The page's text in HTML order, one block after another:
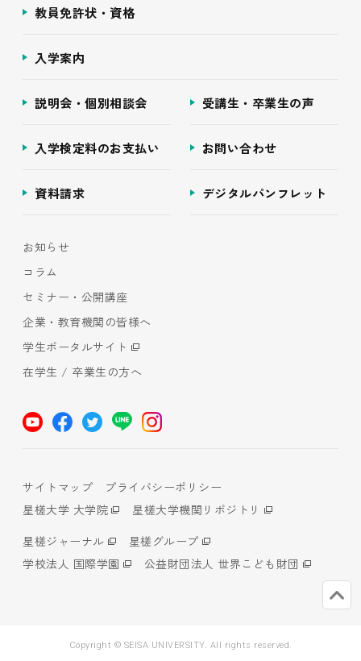
教員免許状・資格
入学案内
説明会・個別相談会 受講生・卒業生の声
入学検定料のお支払い お問い合わせ
資料請求 デジタルパンフレット
お知らせ
コラム
セミナー・公開講座
企業・教育機関の皆様へ
学生ポータルサイト
在学生 / 卒業生の方へ
サイトマップ
プライバシーポリシー
星槎大学 大学院
星槎大学機関リポジトリ
星槎ジャーナル
星槎グループ
学校法人 国際学園
公益財団法人 世界こども財団
Copyright © SEISA UNIVERSITY. All rights reserved.